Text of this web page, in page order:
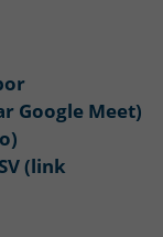
Google Meet)
(link